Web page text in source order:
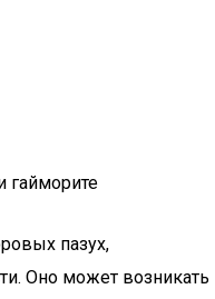
гайморите
пазух,
Оно может возникать